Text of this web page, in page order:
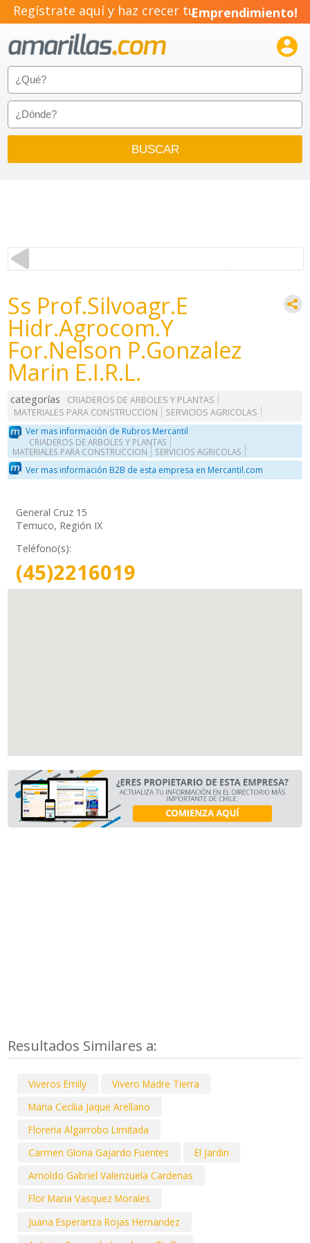
Regístrate aquí y haz crecer tuEmprendimiento!

Ss Prof.Silvoagr.E
Hidr.Agrocom.Y
For.Nelson P.Gonzalez
Marin E.I.R.L.
categorías
CRIADEROS DE ARBOLES Y PLANTAS
MATERIALES PARA CONSTRUCCION
SERVICIOS AGRICOLAS
Ver mas información de Rubros Mercantil
CRIADEROS DE ARBOLES Y PLANTAS
MATERIALES PARA CONSTRUCCION
SERVICIOS AGRICOLAS
Ver mas información B2B de esta empresa en Mercantil.com
General Cruz 15
Temuco, Región IX
Teléfono(s):
(45)2216019
Resultados Similares a:
Viveros Emily
Vivero Madre Tierra
Maria Cecilia Jaque Arellano
Floreria Algarrobo Limitada
Carmen Gloria Gajardo Fuentes
El Jardin
Arnoldo Gabriel Valenzuela Cardenas
Flor Maria Vasquez Morales
Juana Esperanza Rojas Hernandez